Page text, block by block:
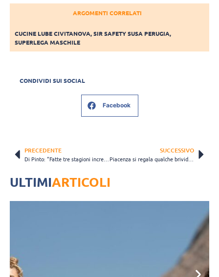
ARGOMENTI CORRELATI
CUCINE LUBE CIVITANOVA,SIR SAFETY SUSA PERUGIA,
SUPERLEGA MASCHILE
CONDIVIDI SUI SOCIAL
Facebook
PRECEDENTE SUCCESSIVO
Piacenza si regala qualche brivido, ma conserva la sesta posizione
ULTIMIARTICOLI